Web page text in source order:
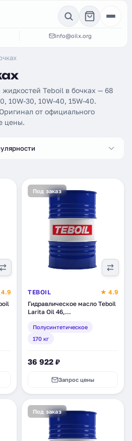
info@oilx.org
Teboil в бочках — 68
10W-30, 10W-40, 15W-40.
от официального
цены.
Под заказ
TEBOIL
★ 4.9
Гидравлическое масло Teboil
Larita Oil 46,
(tb-176)
Полусинтетическое
170 кг
36 922 ₽
Запрос цены
Под заказ